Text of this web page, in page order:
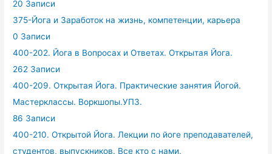
20 Записи
375-Йога и Заработок на жизнь, компетенции, карьера
0 Записи
400-202. Йога в Вопросах и Ответах. Открытая Йога.
262 Записи
400-209. Открытая Йога. Практические занятия Йогой.
Мастерклассы. Воркшопы.УПЗ.
86 Записи
400-210. Открытой Йога. Лекции по йоге преподавателей,
студентов, выпускников. Все кто с нами.